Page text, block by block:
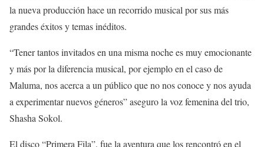
la nueva producción hace un recorrido musical por sus más
grandes éxitos y temas inéditos.
“Tener tantos invitados en una misma noche es muy emocionante
y más por la diferencia musical, por ejemplo en el caso de
Maluma, nos acerca a un público que no nos conoce y nos ayuda
a experimentar nuevos géneros” aseguro la voz femenina del trio,
Shasha Sokol.
El disco “Primera Fila”, fue la aventura que los rencontró en el